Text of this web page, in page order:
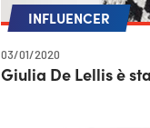
INFLUENCER
03/01/2020
Giulia De Lellis è